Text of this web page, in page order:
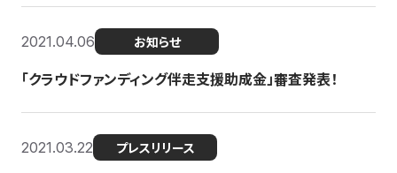
2021.04.06 お知らせ
「クラウドファンディング伴走支援助成金」審査発表！
2021.03.22 プレスリリース